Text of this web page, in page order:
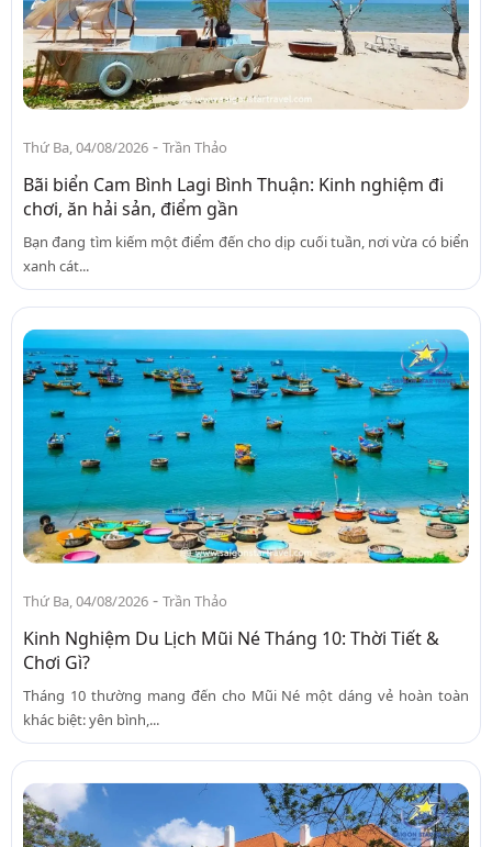
Thứ Ba, 04/08/2026 - Trần Thảo
Bãi biển Cam Bình Lagi Bình Thuận: Kinh nghiệm đi
chơi, ăn hải sản, điểm gần
Bạn đang tìm kiếm một điểm đến cho dịp cuối tuần, nơi vừa có biển
xanh cát...
Thứ Ba, 04/08/2026 - Trần Thảo
Kinh Nghiệm Du Lịch Mũi Né Tháng 10: Thời Tiết &
Chơi Gì?
Tháng 10 thường mang đến cho Mũi Né một dáng vẻ hoàn toàn
khác biệt: yên bình,...